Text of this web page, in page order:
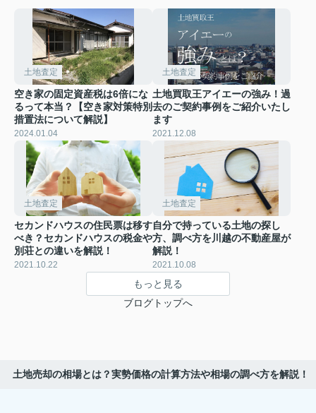
土地査定
空き家の固定資産税は6倍にな
るって本当？【空き家対策特別
措置法について解説】
2024.01.04
土地査定
土地買取王アイエーの強み！過
去のご契約事例をご紹介いたし
ます
2021.12.08
土地査定
セカンドハウスの住民票は移す
べき？セカンドハウスの税金や
別荘との違いを解説！
2021.10.22
土地査定
自分で持っている土地の探し
方、調べ方を川越の不動産屋が
解説！
2021.10.08
もっと見る
ブログトップへ
土地売却の相場とは？実勢価格の計算方法や相場の調べ方を解説！